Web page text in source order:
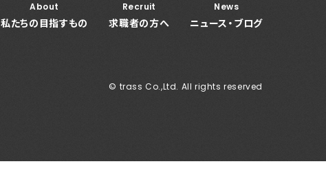
About
私たちの目指すもの
Recruit
求職者の方へ
News
ニュース・ブログ
© trass Co.,Ltd. All rights reserved